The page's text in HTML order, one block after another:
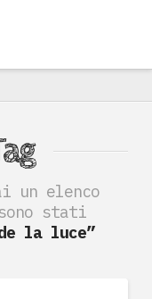
un elenco
stati
la luce”